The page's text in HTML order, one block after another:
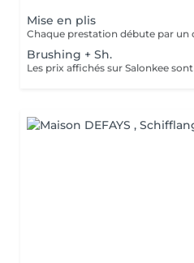
Mise en plis
Brushing + Sh.